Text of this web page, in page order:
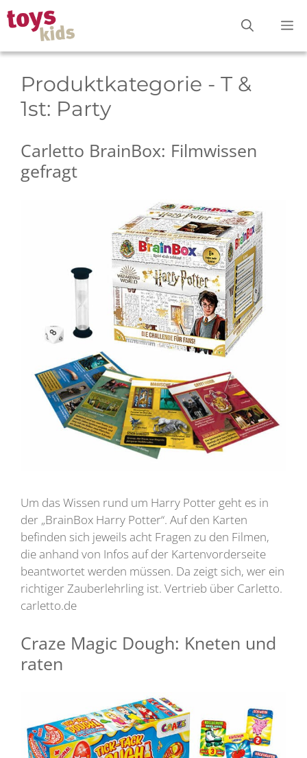
Zum
Inhalt
springen
Produktkategorie - T &
1st: Party
Carletto BrainBox: Filmwissen
gefragt
Um das Wissen rund um Harry Potter geht es in
der „BrainBox Harry Potter“. Auf den Karten
befinden sich jeweils acht Fragen zu den Filmen,
die anhand von Infos auf der Kartenvorderseite
beantwortet werden müssen. Da zeigt sich, wer ein
richtiger Zauberlehrling ist. Vertrieb über Carletto.
carletto.de
Craze Magic Dough: Kneten und
raten